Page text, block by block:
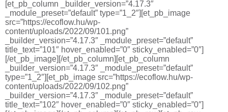
[et_pb_column _builder_version=”4.17.3″
_module_preset=”default” type=”1_2″][et_pb_image
src=”https://ecoflow.hu/wp-
content/uploads/2022/09/101.png”
_builder_version=”4.17.3″ _module_preset=”default”
title_text=”101″ hover_enabled=”0″ sticky_enabled=”0″]
[/et_pb_image][/et_pb_column][et_pb_column
_builder_version=”4.17.3″ _module_preset=”default”
type=”1_2″][et_pb_image src=”https://ecoflow.hu/wp-
content/uploads/2022/09/102.png”
_builder_version=”4.17.3″ _module_preset=”default”
title_text=”102″ hover_enabled=”0″ sticky_enabled=”0″]